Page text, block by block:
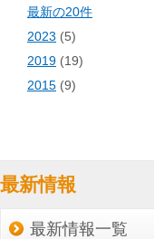
最新の20件
2023 (5)
2019 (19)
2015 (9)
最新情報
最新情報一覧